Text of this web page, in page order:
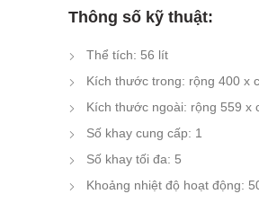
Thông số kỹ thuật:
Thể tích: 56 lít
Kích thước trong: rộng 400 x
Kích thước ngoài: rộng 559 x
Số khay cung cấp: 1
Số khay tối đa: 5
Khoảng nhiệt độ hoạt động: